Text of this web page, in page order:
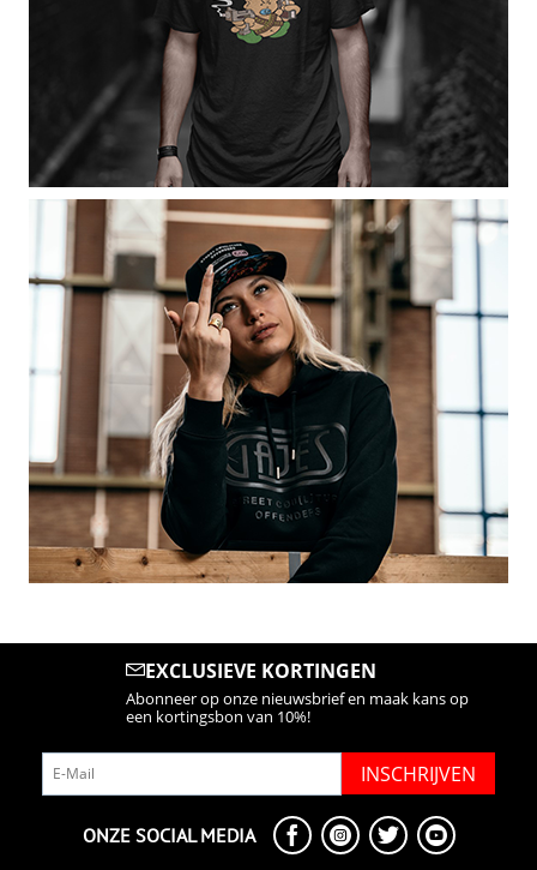
EXCLUSIEVE KORTINGEN
Abonneer op onze nieuwsbrief en maak kans op
een kortingsbon van 10%!
INSCHRIJVEN
ONZE SOCIAL MEDIA